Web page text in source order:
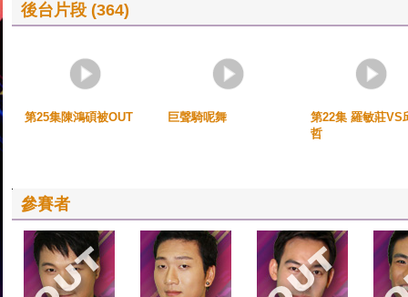
後台片段 (364)
第25集陳鴻碩被OUT 巨聲騎呢舞
第22集 羅敏莊VS
哲
參賽者